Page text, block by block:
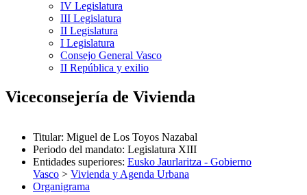
IV Legislatura
III Legislatura
II Legislatura
I Legislatura
Consejo General Vasco
II República y exilio
Viceconsejería de Vivienda
Titular: Miguel de Los Toyos Nazabal
Periodo del mandato: Legislatura XIII
Entidades superiores: Eusko Jaurlaritza - Gobierno
Vasco > Vivienda y Agenda Urbana
Organigrama